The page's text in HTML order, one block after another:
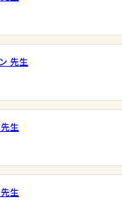
先生
先生
先生